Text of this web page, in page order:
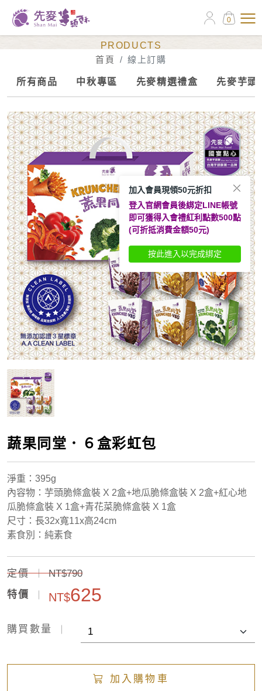
0
PRODUCTS
首頁
線上訂購
所有商品 中秋專區 先麥精選禮盒 先麥芋頭
蔬果同堂．６盒彩虹包
淨重 ：395g
內容物：芋頭脆條盒裝 X 2盒+地瓜脆條盒裝 X 2盒+紅心地
瓜脆條盒裝 X 1盒+青花菜脆條盒裝 X 1盒
尺寸：長32x寬11x高24cm
素食別：純素食
定價
NT$790
特價
NT$625
購買數量
加入購物車
加入會員現領50元折扣
登入官網會員後綁定LINE帳號
即可獲得入會禮紅利點數500點
(可折抵消費金額50元)
按此進入以完成綁定